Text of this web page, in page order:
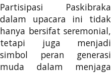
Partisipasi Paskibraka
dalam upacara ini tidak
hanya bersifat seremonial,
tetapi juga menjadi
simbol peran generasi
muda dalam menjaga